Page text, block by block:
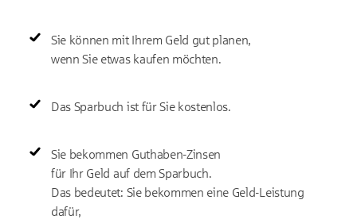
Sie können mit Ihrem Geld gut planen,
wenn Sie etwas kaufen möchten.
Das Sparbuch ist für Sie kostenlos.
Sie bekommen Guthaben-Zinsen
für Ihr Geld auf dem Sparbuch.
Das bedeutet: Sie bekommen eine Geld-Leistung
dafür,